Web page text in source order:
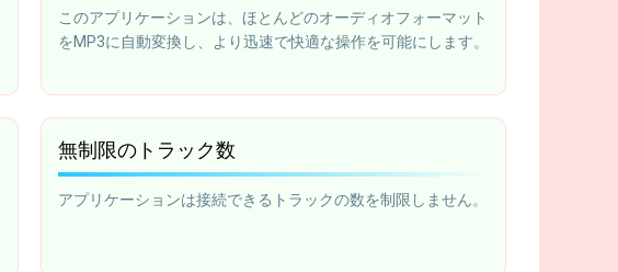
このアプリケーションは、ほとんどのオーディオフォーマット
をMP3に自動変換し、より迅速で快適な操作を可能にします。
無制限のトラック数
アプリケーションは接続できるトラックの数を制限しません。